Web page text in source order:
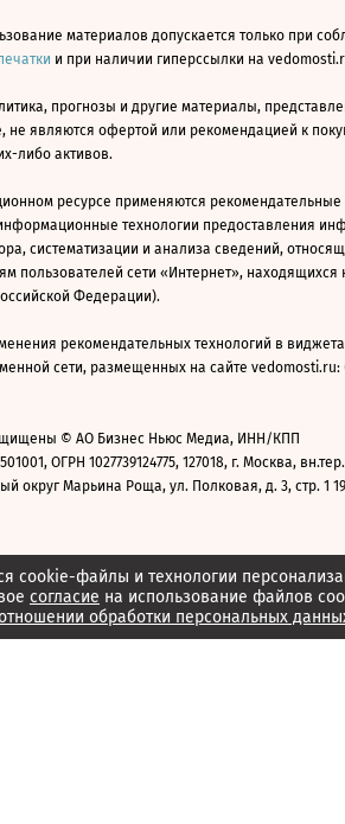
cookie-файлы и технологии
согласие на использование файлов
обработки персональных
материалов допускается только при
и при наличии гиперссылки на
прогнозы и другие материалы,
не являются офертой или рекомендацией к
либо активов.
ресурсе применяются рекомендательные
технологии предоставления
систематизации и анализа сведений,
пользователей сети «Интернет», находящихся
Федерации).
рекомендательных технологий в
сети, размещенных на сайте vedomosti.ru:
© АО Бизнес Ньюс Медиа, ИНН/КПП
ОГРН 1027739124775, 127018, г. Москва,
округ Марьина Роща, ул. Полковая, д. 3, стр. 1